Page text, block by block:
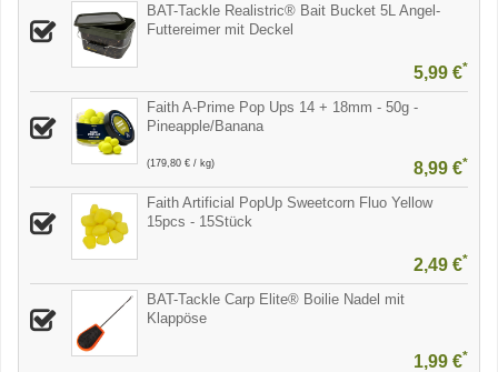
BAT-Tackle Realistric® Bait Bucket 5L Angel-
Futtereimer mit Deckel
5,99 €*
Faith A-Prime Pop Ups 14 + 18mm - 50g -
Pineapple/Banana
(179,80 € / kg) 8,99 €*
Faith Artificial PopUp Sweetcorn Fluo Yellow
15pcs - 15Stück
2,49 €*
BAT-Tackle Carp Elite® Boilie Nadel mit
Klappöse
1,99 €*